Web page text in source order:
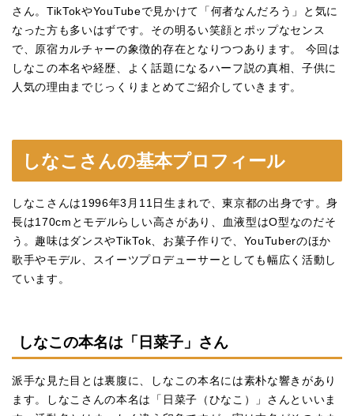
さん。TikTokやYouTubeで見かけて「何者なんだろう」と気に
なった方も多いはずです。その明るい笑顔とポップなセンス
で、原宿カルチャーの象徴的存在となりつつあります。 今回は
しなこの本名や経歴、よく話題になるハーフ説の真相、子供に
人気の理由までじっくりまとめてご紹介していきます。
しなこさんの基本プロフィール
しなこさんは1996年3月11日生まれで、東京都の出身です。身
長は170cmとモデルらしい高さがあり、血液型はO型なのだそ
う。趣味はダンスやTikTok、お菓子作りで、YouTuberのほか
歌手やモデル、スイーツプロデューサーとしても幅広く活動し
ています。
しなこの本名は「日菜子」さん
派手な見た目とは裏腹に、しなこの本名には素朴な響きがあり
ます。しなこさんの本名は「日菜子（ひなこ）」さんといいま